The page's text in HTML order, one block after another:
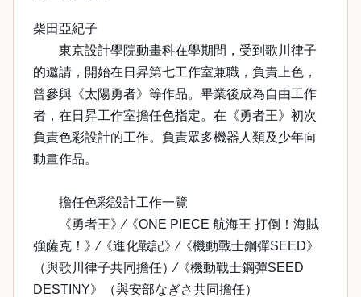
柴田亞紀子
東京設計學院動畫科在學期間，受到歌川律子
的邀請，開始在日昇第七工作室兼職，負責上色，
曾參與《太陽勇者》等作品。畢業後成為自由工作
者，在日昇工作室擔任色指定。在《勇者王》初次
負責色彩設計的工作。負責眾多機器人類及少年向
動畫作品。
擔任色彩設計工作一覽
《勇者王》∕《ONE PIECE 航海王 打倒！海賊
強薩克！》∕《進化戰記》∕《機動戰士鋼彈SEED》
（與歌川律子共同擔任）∕《機動戰士鋼彈SEED
DESTINY》（與安部なぎさ共同擔任）